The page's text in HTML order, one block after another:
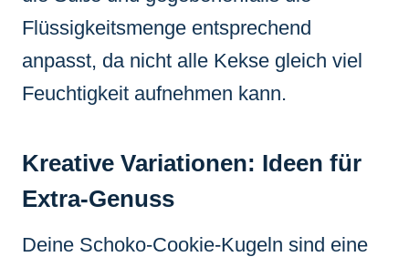
Flüssigkeitsmenge entsprechend
anpasst, da nicht alle Kekse gleich viel
Feuchtigkeit aufnehmen kann.
Kreative Variationen: Ideen für
Extra-Genuss
Deine Schoko-Cookie-Kugeln sind eine